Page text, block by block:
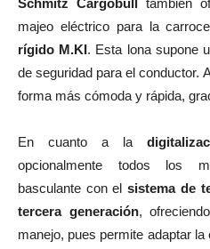
Schmitz Cargobull
también
majeo eléctrico para la
rígido M.KI. Esta lona supone
de seguridad para el conductor.
forma más cómoda y rápida,
En cuanto a la
opcionalmente todos los
basculante con elsistema de
tercera generación,
manejo, pues permite adaptar